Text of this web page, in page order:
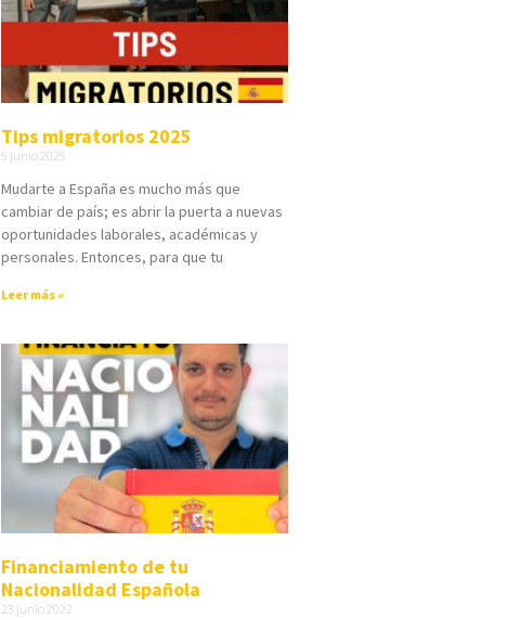
Tips migratorios 2025
5 junio 2025
Mudarte a España es mucho más que
cambiar de país; es abrir la puerta a nuevas
oportunidades laborales, académicas y
personales. Entonces, para que tu
Leer más »
Financiamiento de tu
Nacionalidad Española
23 junio 2022